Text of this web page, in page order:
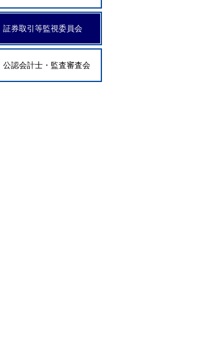
証券取引等監視委員会
公認会計士・監査審査会